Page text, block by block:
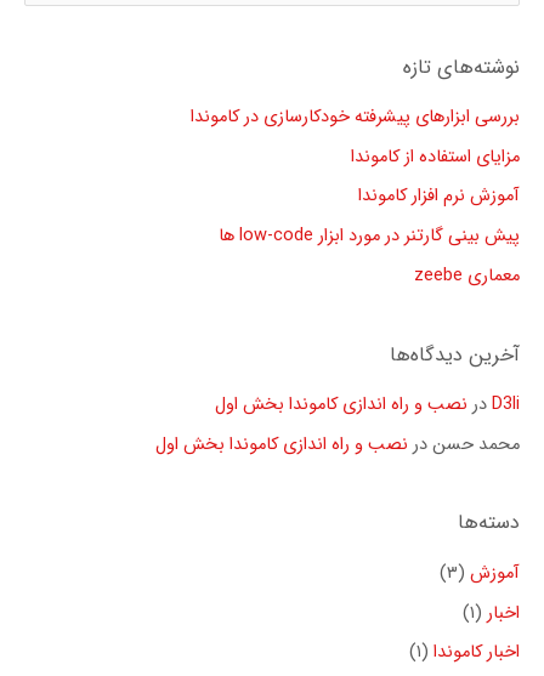
س
ج
و
ب
ر
ی
نوشته‌های تازه
بررسی ابزارهای پیشرفته خودکارسازی در کاموندا
مزایای استفاده از کاموندا
آموزش نرم افزار کاموندا
پیش بینی گارتنر در مورد ابزار low-code ها
معماری zeebe
آخرین دیدگاه‌ها
D3liدر نصب و راه اندازی کاموندا بخش اول
محمد حسندر نصب و راه اندازی کاموندا بخش اول
دسته‌ها
آموزش (۳)
اخبار (۱)
اخبار کاموندا (۱)